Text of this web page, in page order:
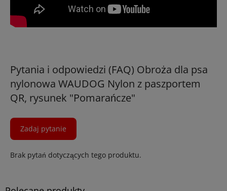
Pytania i odpowiedzi (FAQ) Obroża dla psa
nylonowa WAUDOG Nylon z paszportem
QR, rysunek "Pomarańcze"
Zadaj pytanie
Brak pytań dotyczących tego produktu.